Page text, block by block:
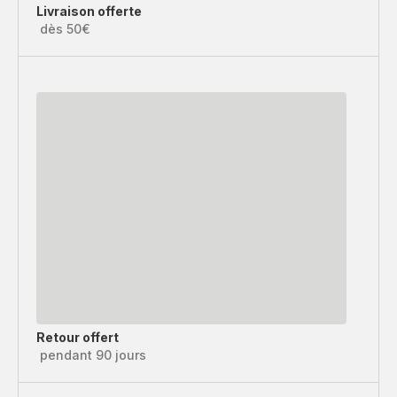
Livraison offerte
dès 50€
Retour offert
pendant 90 jours